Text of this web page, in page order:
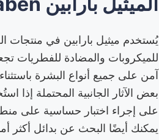
يُستخدم ميثيل بارابين في منتجات
للميكروبات والمضادة للفطريات
آمن على جميع أنواع البشرة
بعض الآثار الجانبية المحتملة
على إجراء اختبار حساسية على
يمكنك أيضًا البحث عن بدائل أكثر